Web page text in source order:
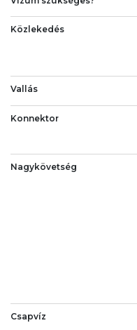
Közlekedés
Vallás
Konnektor
Nagykövetség
Csapvíz